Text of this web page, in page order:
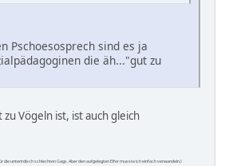
Pschoesosprech sind es ja
die äh..."gut zu
zu Vögeln ist, ist auch gleich
die unterirdisch schlechten Gags. Aber den aufgelegten Elfer musste ich einfach verwandeln.)